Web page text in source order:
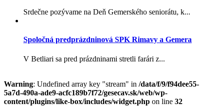
Srdečne pozývame na Deň Gemerského seniorátu, k...
Spoločná predprázdninová SPK Rimavy a Gemera
V Betliari sa pred prázdninami stretli farári z...
Warning: Undefined array key "stream" in /data/f/9/f94dee55-
5a7d-490a-ade9-acfc189b7f72/gesecav.sk/web/wp-
content/plugins/like-box/includes/widget.php on line 32